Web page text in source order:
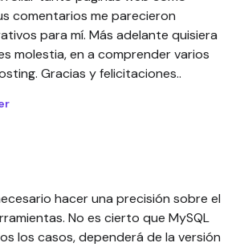
comentarios me parecieron
para mí. Más adelante quisiera
molestia, en a comprender varios
Gracias y felicitaciones..
hacer una precisión sobre el
No es cierto que MySQL
los casos, dependerá de la versión